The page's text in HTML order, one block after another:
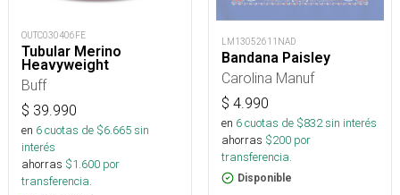
OUTC030406FE
Tubular Merino
Heavyweight
Buff
$ 39.990
en 6cuotas de $6.665sin
interés
ahorras $1.600 por
transferencia.
LM13052611NAD
Bandana Paisley
Carolina Manuf
$ 4.990
en 6cuotas de $832sin interés
ahorras $200 por
transferencia.
Disponible